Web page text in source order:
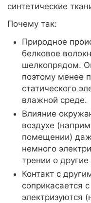
синтетические
Почему так:
Природное
белковое
шелкопрядом.
поэтому менее
статического
влажной среде.
Влияние
воздухе
помещении)
немного
трении о другие
Контакт с
соприкасается
электризуются